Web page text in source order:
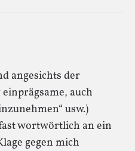
angesichts der
auch
usw.)
wortwörtlich an ein
gegen mich